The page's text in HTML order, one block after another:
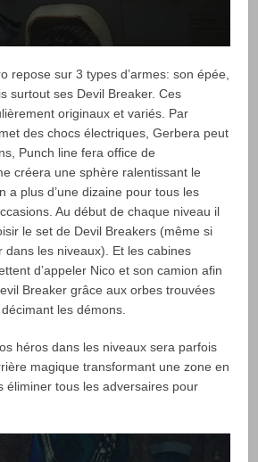
repose sur 3 types d’armes: son épée,
surtout ses Devil Breaker. Ces
originaux et variés. Par
des chocs électriques, Gerbera peut
Punch line fera office de
créera une sphère ralentissant le
plus d’une dizaine pour tous les
Au début de chaque niveau il
le set de Devil Breakers (même si
dans les niveaux). Et les cabines
d’appeler Nico et son camion afin
Breaker grâce aux orbes trouvées
les démons.
héros dans les niveaux sera parfois
magique transformant une zone en
éliminer tous les adversaires pour